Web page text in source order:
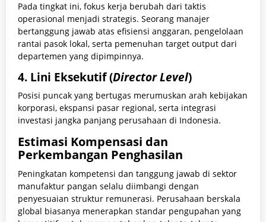
Pada tingkat ini, fokus kerja berubah dari taktis
operasional menjadi strategis. Seorang manajer
bertanggung jawab atas efisiensi anggaran, pengelolaan
rantai pasok lokal, serta pemenuhan target output dari
departemen yang dipimpinnya.
4. Lini Eksekutif (Director Level)
Posisi puncak yang bertugas merumuskan arah kebijakan
korporasi, ekspansi pasar regional, serta integrasi
investasi jangka panjang perusahaan di Indonesia.
Estimasi Kompensasi dan
Perkembangan Penghasilan
Peningkatan kompetensi dan tanggung jawab di sektor
manufaktur pangan selalu diimbangi dengan
penyesuaian struktur remunerasi. Perusahaan berskala
global biasanya menerapkan standar pengupahan yang